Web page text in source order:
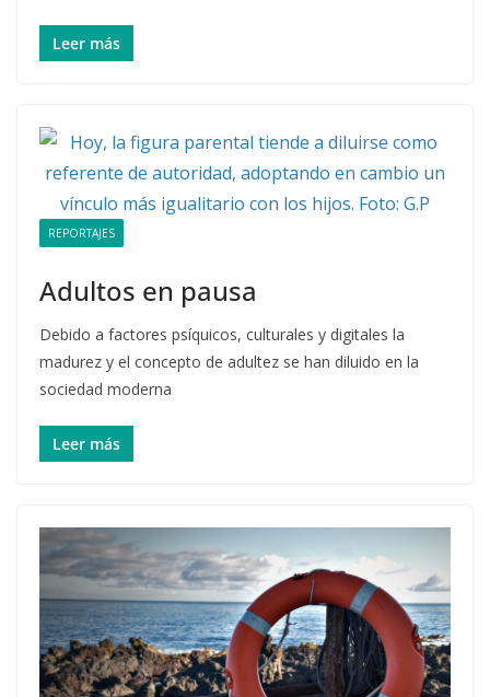
Leer más
REPORTAJES
Adultos en pausa
Debido a factores psíquicos, culturales y digitales la
madurez y el concepto de adultez se han diluido en la
sociedad moderna
Leer más